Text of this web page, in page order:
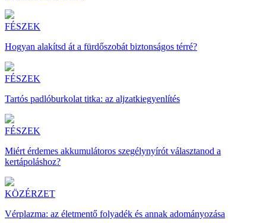
FÉSZEK
Hogyan alakítsd át a fürdőszobát biztonságos térré?
FÉSZEK
Tartós padlóburkolat titka: az aljzatkiegyenlítés
FÉSZEK
Miért érdemes akkumulátoros szegélynyírót választanod a
kertápoláshoz?
KÖZÉRZET
Vérplazma: az életmentő folyadék és annak adományozása